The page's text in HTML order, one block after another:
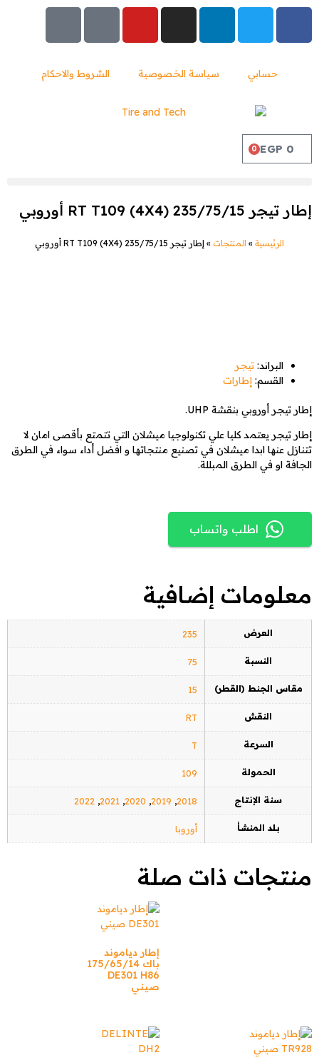
حسابي سياسة الخصوصية الشروط والاحكام
EGP 0
0
إطار تيجر 235/75/15 (4X4) RT T109 أوروبي
الرئيسية » المنتجات » إطار تيجر 235/75/15 (4X4) RT T109 أوروبي
البراند: تيجر
القسم: إطارات
إطار تيجر أوروبي بنقشة UHP.
إطار تيجر يعتمد كليا علي تكنولوجيا ميشلان التي تتمتع بأقصى امان لا
تتنازل عنها ابدا ميشلان في تصنيع منتجاتها و افضل أداء سواء في الطرق
الجافة او في الطرق المبللة.
اطلب واتساب
معلومات إضافية
العرض 235
النسبة 75
مقاس الجنط (القطر) 15
النقش RT
السرعة T
الحمولة 109
سنة الإنتاج 2018
,
2019
,
2020
,
2021
,
2022
بلد المنشأ أوروبا
منتجات ذات صلة
إطار دياموند
باك 175/65/14
DE301 H86
صيني